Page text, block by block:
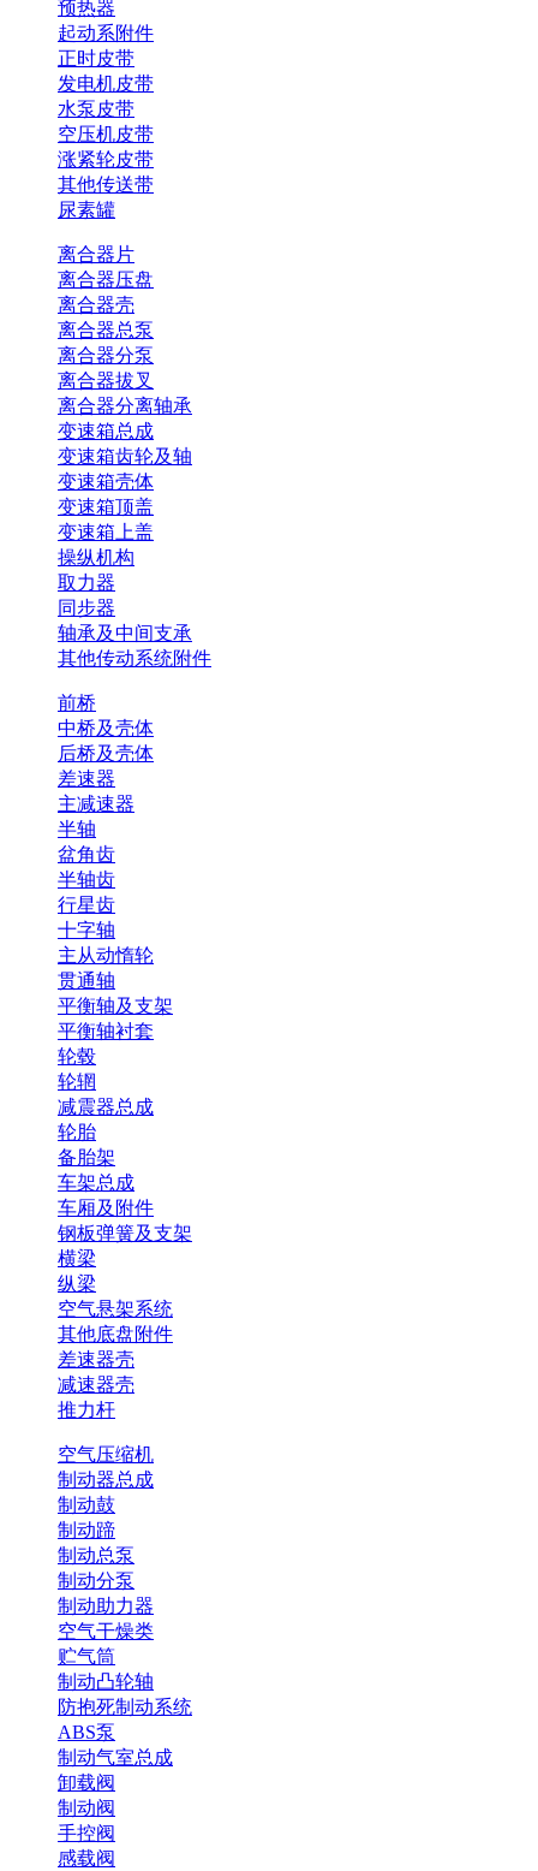
预热器
起动系附件
正时皮带
发电机皮带
水泵皮带
空压机皮带
涨紧轮皮带
其他传送带
尿素罐
离合器片
离合器压盘
离合器壳
离合器总泵
离合器分泵
离合器拔叉
离合器分离轴承
变速箱总成
变速箱齿轮及轴
变速箱壳体
变速箱顶盖
变速箱上盖
操纵机构
取力器
同步器
轴承及中间支承
其他传动系统附件
前桥
中桥及壳体
后桥及壳体
差速器
主减速器
半轴
盆角齿
半轴齿
行星齿
十字轴
主从动惰轮
贯通轴
平衡轴及支架
平衡轴衬套
轮毂
轮辋
减震器总成
轮胎
备胎架
车架总成
车厢及附件
钢板弹簧及支架
横梁
纵梁
空气悬架系统
其他底盘附件
差速器壳
减速器壳
推力杆
空气压缩机
制动器总成
制动鼓
制动蹄
制动总泵
制动分泵
制动助力器
空气干燥类
贮气筒
制动凸轮轴
防抱死制动系统
ABS泵
制动气室总成
卸载阀
制动阀
手控阀
感载阀